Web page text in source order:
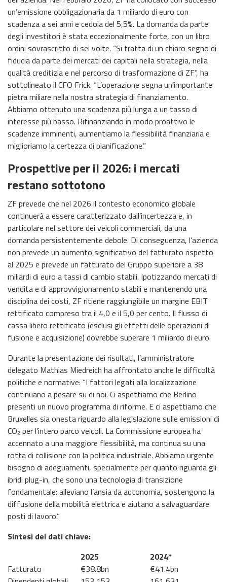
un’emissione obbligazionaria da 1 miliardo di euro con
scadenza a sei anni e cedola del 5,5%. La domanda da parte
degli investitori è stata eccezionalmente forte, con un libro
ordini sovrascritto di sei volte. “Si tratta di un chiaro segno di
fiducia da parte dei mercati dei capitali nella strategia, nella
qualità creditizia e nel percorso di trasformazione di ZF”, ha
sottolineato il CFO Frick. “L’operazione segna un’importante
pietra miliare nella nostra strategia di finanziamento.
Abbiamo ottenuto una scadenza più lunga a un tasso di
interesse più basso. Rifinanziando in modo proattivo le
scadenze imminenti, aumentiamo la flessibilità finanziaria e
miglioriamo la certezza di pianificazione.”
Prospettive per il 2026: i mercati
restano sottotono
ZF prevede che nel 2026 il contesto economico globale
continuerà a essere caratterizzato dall’incertezza e, in
particolare nel settore dei veicoli commerciali, da una
domanda persistentemente debole. Di conseguenza, l’azienda
non prevede un aumento significativo del fatturato rispetto
al 2025 e prevede un fatturato del Gruppo superiore a 38
miliardi di euro a tassi di cambio stabili. Ipotizzando mercati di
vendita e di approvvigionamento stabili e mantenendo una
disciplina dei costi, ZF ritiene raggiungibile un margine EBIT
rettificato compreso tra il 4,0 e il 5,0 per cento. Il flusso di
cassa libero rettificato (esclusi gli effetti delle operazioni di
fusione e acquisizione) dovrebbe superare 1 miliardo di euro.
Durante la presentazione dei risultati, l’amministratore
delegato Mathias Miedreich ha affrontato anche le difficoltà
politiche e normative: “I fattori legati alla localizzazione
continuano a pesare su di noi. Ci aspettiamo che Berlino
presenti un nuovo programma di riforme. E ci aspettiamo che
Bruxelles sia onesta riguardo alla legislazione sulle emissioni di
CO₂ per l’intero parco veicoli. La Commissione europea ha
accennato a una maggiore flessibilità, ma continua su una
rotta di collisione con la politica industriale. Abbiamo urgente
bisogno di adeguamenti, specialmente per quanto riguarda gli
ibridi plug-in, che sono una tecnologia di transizione
fondamentale: alleviano l’ansia da autonomia, sostengono la
diffusione della mobilità elettrica e aiutano a salvaguardare
posti di lavoro.”
Sintesi dei dati chiave:
2025
2024*
Fatturato
€38.8bn
€41.4bn